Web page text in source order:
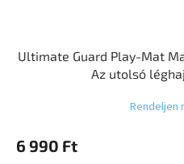
Ultimate Guard Play-Mat
Az utolsó
Rendeljen
6 990 Ft